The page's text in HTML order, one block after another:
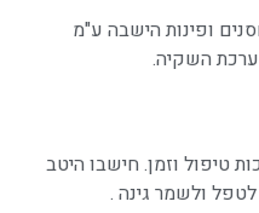
ופינות הישבה ע"מ
השקיה.
טיפול וזמן. חישבו היטב
ולשמר גינה .